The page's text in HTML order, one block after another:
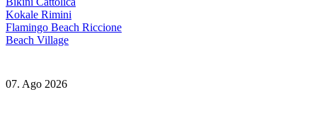
Kokale Rimini
Flamingo Beach Riccione
Beach Village
07. Ago 2026